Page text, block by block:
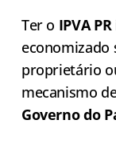
Ter o IPVA
economizado
proprietário
mecanismo
Governo do